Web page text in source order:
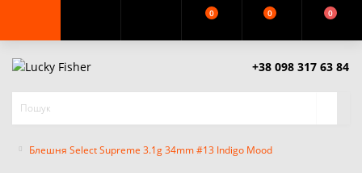
0 0 0
+38 098 317 63 84
Блешня Select Supreme 3.1g 34mm #13 Indigo Mood